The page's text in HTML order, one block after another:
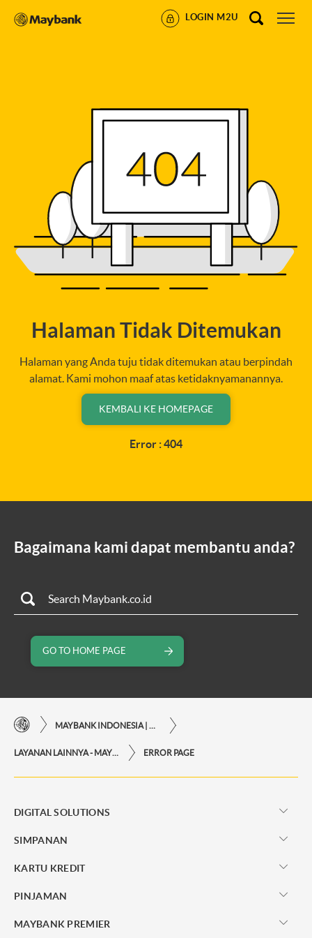
LOGIN M2U
Halaman Tidak Ditemukan
Halaman yang Anda tuju tidak ditemukan atau berpindah
alamat. Kami mohon maaf atas ketidaknyamanannya.
KEMBALI KE HOMEPAGE
Error : 404
Bagaimana kami dapat membantu anda?
GO TO HOME PAGE
ERROR PAGE
DIGITAL SOLUTIONS
SIMPANAN
KARTU KREDIT
PINJAMAN
MAYBANK PREMIER